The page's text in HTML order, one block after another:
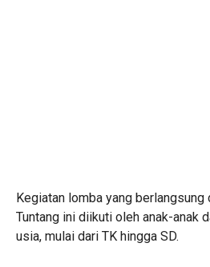
Kegiatan lomba yang berlangsung
Tuntang ini diikuti oleh anak-anak
usia, mulai dari TK hingga SD.